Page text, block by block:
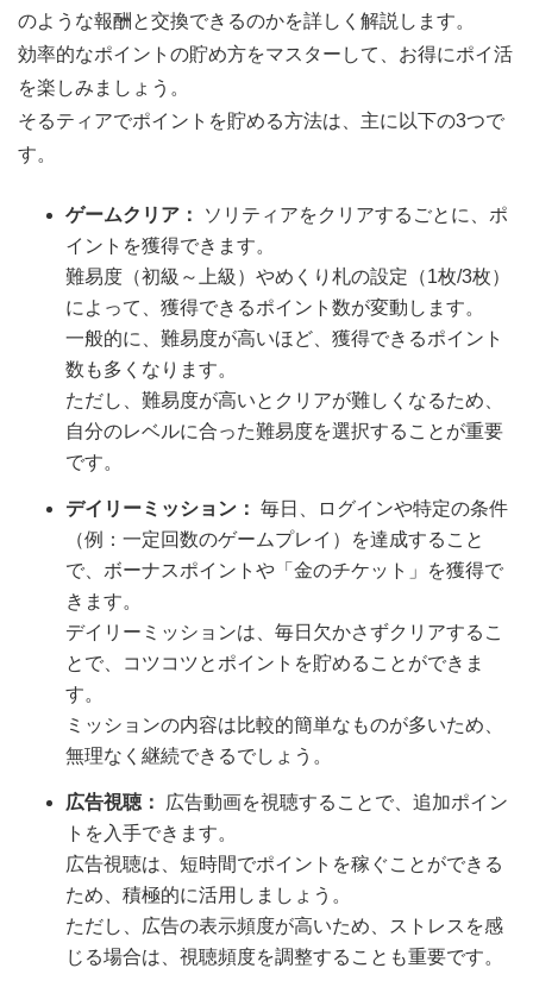
のような報酬と交換できるのかを詳しく解説します。
効率的なポイントの貯め方をマスターして、お得にポイ活
を楽しみましょう。
そるティアでポイントを貯める方法は、主に以下の3つで
す。
ゲームクリア：
ソリティアをクリアするごとに、ポ
イントを獲得できます。
難易度（初級～上級）やめくり札の設定（1枚/3枚）
によって、獲得できるポイント数が変動します。
一般的に、難易度が高いほど、獲得できるポイント
数も多くなります。
ただし、難易度が高いとクリアが難しくなるため、
自分のレベルに合った難易度を選択することが重要
です。
デイリーミッション： 毎日、ログインや特定の条件
（例：一定回数のゲームプレイ）を達成すること
で、ボーナスポイントや「金のチケット」を獲得で
きます。
デイリーミッションは、毎日欠かさずクリアするこ
とで、コツコツとポイントを貯めることができま
す。
ミッションの内容は比較的簡単なものが多いため、
無理なく継続できるでしょう。
広告視聴：
広告動画を視聴することで、追加ポイン
トを入手できます。
広告視聴は、短時間でポイントを稼ぐことができる
ため、積極的に活用しましょう。
ただし、広告の表示頻度が高いため、ストレスを感
じる場合は、視聴頻度を調整することも重要です。